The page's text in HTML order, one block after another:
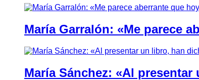
María Garralón: «Me parece
María Sánchez: «Al